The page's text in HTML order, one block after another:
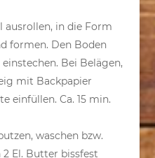
ausrollen, in die Form
formen. Den Boden
Bei Belägen,
mit Backpapier
einfüllen. Ca. 15 min.
waschen bzw.
El. Butter bissfest